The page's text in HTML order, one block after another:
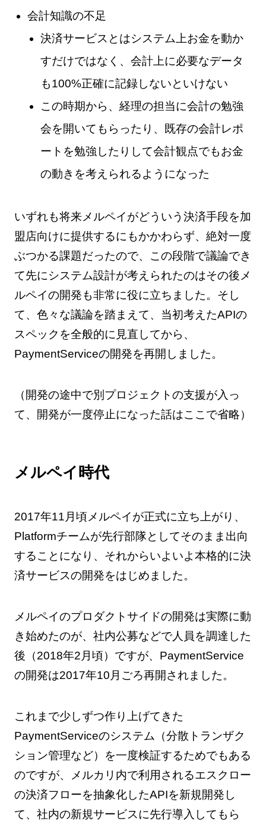
会計知識の不足
決済サービスとはシステム上お金を動か
すだけではなく、会計上に必要なデータ
も100%正確に記録しないといけない
この時期から、経理の担当に会計の勉強
会を開いてもらったり、既存の会計レポ
ートを勉強したりして会計観点でもお金
の動きを考えられるようになった
いずれも将来メルペイがどういう決済手段を加
盟店向けに提供するにもかかわらず、絶対一度
ぶつかる課題だったので、この段階で議論でき
て先にシステム設計が考えられたのはその後メ
ルペイの開発も非常に役に立ちました。そし
て、色々な議論を踏まえて、当初考えたAPIの
スペックを全般的に見直してから、
PaymentServiceの開発を再開しました。
（開発の途中で別プロジェクトの支援が入っ
て、開発が一度停止になった話はここで省略）
メルペイ時代
2017年11月頃メルペイが正式に立ち上がり、
Platformチームが先行部隊としてそのまま出向
することになり、それからいよいよ本格的に決
済サービスの開発をはじめました。
メルペイのプロダクトサイドの開発は実際に動
き始めたのが、社内公募などで人員を調達した
後（2018年2月頃）ですが、PaymentService
の開発は2017年10月ごろ再開されました。
これまで少しずつ作り上げてきた
PaymentServiceのシステム（分散トランザク
ション管理など）を一度検証するためでもある
のですが、メルカリ内で利用されるエスクロー
の決済フローを抽象化したAPIを新規開発し
て、社内の新規サービスに先行導入してもら